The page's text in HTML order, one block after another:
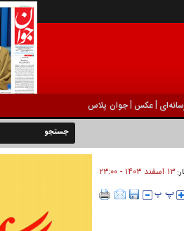
|عکس |جوان پلاس
۱۳ اسفند ۱۴۰۳ - ۲۳:۰۰